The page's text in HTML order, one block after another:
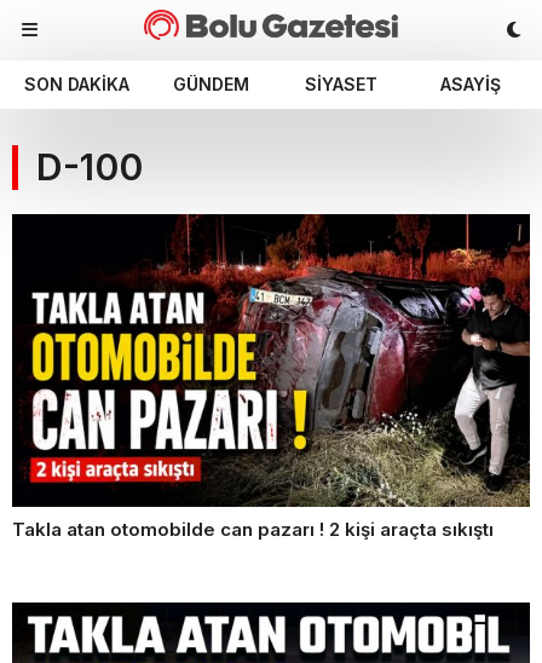
SON DAKIKA GÜNDEM SIYASET ASAYIŞ
D-100
Takla atan otomobilde can pazarı ! 2 kişi araçta sıkıştı